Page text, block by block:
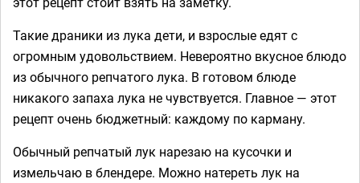
Такие драники из лука дети, и взрослые едят с
огромным удовольствием. Невероятно вкусное блюдо
из обычного репчатого лука. В готовом блюде
никакого запаха лука не чувствуется. Главное — этот
рецепт очень бюджетный: каждому по карману.
Обычный репчатый лук нарезаю на кусочки и
измельчаю в блендере. Можно натереть лук на